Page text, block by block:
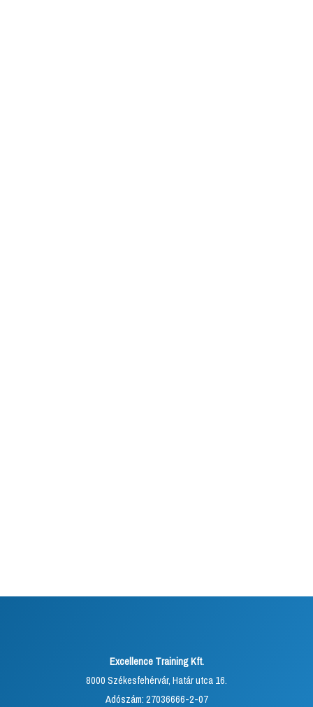
Excellence Training Kft.
8000 Székesfehérvár, Határ utca 16.
Adószám: 27036666-2-07